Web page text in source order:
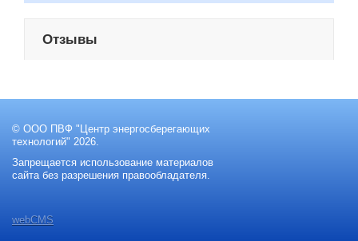
Отзывы
© ООО ПВФ "Центр энергосберегающих
технологий" 2026.
Запрещается использование материалов
сайта без разрешения правообладателя.
webCMS